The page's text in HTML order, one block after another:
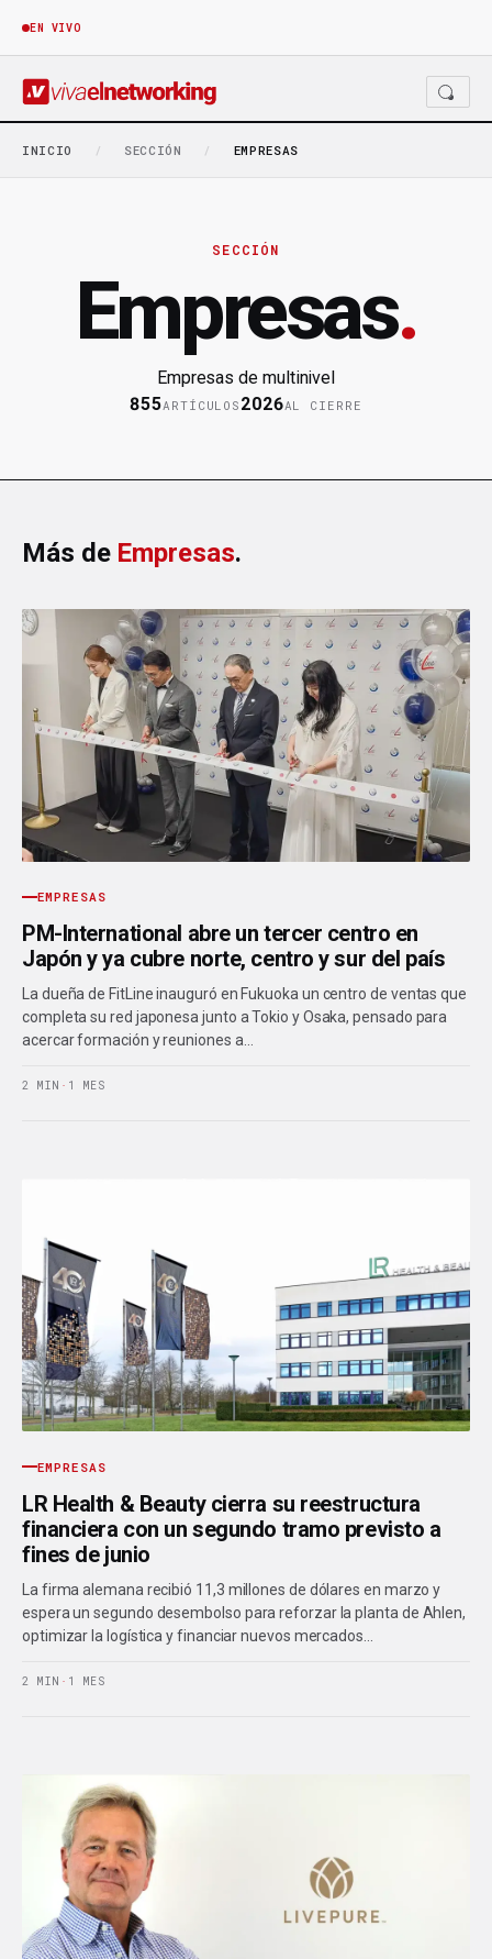
EN VIVO
INICIO / SECCIÓN / EMPRESAS
SECCIÓN
Empresas.
Empresas de multinivel
855ARTÍCULOS 2026AL CIERRE
Más de Empresas.
EMPRESAS
PM-International abre un tercer centro en
Japón y ya cubre norte, centro y sur del país
La dueña de FitLine inauguró en Fukuoka un centro de ventas que
completa su red japonesa junto a Tokio y Osaka, pensado para
acercar formación y reuniones a…
2 MIN · 1 MES
EMPRESAS
LR Health & Beauty cierra su reestructura
financiera con un segundo tramo previsto a
fines de junio
La firma alemana recibió 11,3 millones de dólares en marzo y
espera un segundo desembolso para reforzar la planta de Ahlen,
optimizar la logística y financiar nuevos mercados…
2 MIN · 1 MES